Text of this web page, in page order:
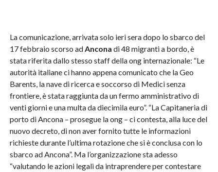
La comunicazione, arrivata solo ieri sera dopo lo sbarco del
17 febbraio scorso ad Ancona di 48 migranti a bordo, è
stata riferita dallo stesso staff della ong internazionale: “Le
autorità italiane ci hanno appena comunicato che la Geo
Barents, la nave di ricerca e soccorso di Medici senza
frontiere, è stata raggiunta da un fermo amministrativo di
venti giorni e una multa da diecimila euro”. “La Capitaneria di
porto di Ancona – prosegue la ong – ci contesta, alla luce del
nuovo decreto, di non aver fornito tutte le informazioni
richieste durante l’ultima rotazione che si è conclusa con lo
sbarco ad Ancona”. Ma l’organizzazione sta adesso
“valutando le azioni legali da intraprendere per contestare